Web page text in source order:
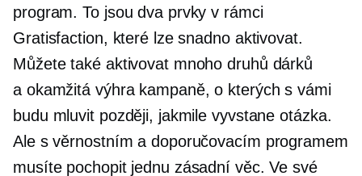
program. To jsou dva prvky v rámci
Gratisfaction, které lze snadno aktivovat.
Můžete také aktivovat mnoho druhů dárků
a okamžitá výhrakampaně, o kterých s vámi
budu mluvit později, jakmile vyvstane otázka.
Ale s věrnostním a doporučovacím programem
musíte pochopit jednu zásadní věc. Ve své